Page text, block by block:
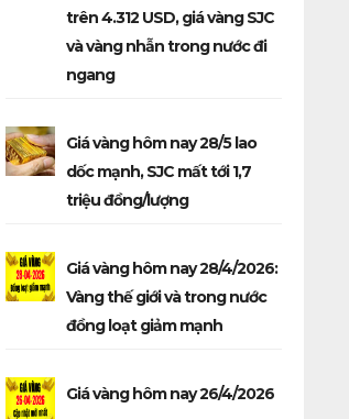
trên 4.312 USD, giá vàng SJC
và vàng nhẫn trong nước đi
ngang
Giá vàng hôm nay 28/5 lao
dốc mạnh, SJC mất tới 1,7
triệu đồng/lượng
Giá vàng hôm nay 28/4/2026:
Vàng thế giới và trong nước
đồng loạt giảm mạnh
Giá vàng hôm nay 26/4/2026